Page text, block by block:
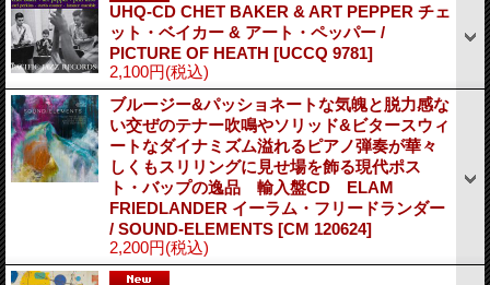
UHQ-CD CHET BAKER & ART PEPPER チェ
ット・ベイカー & アート・ペッパー /
PICTURE OF HEATH [UCCQ 9781]
2,100円(税込)
ブルージー&パッショネートな気魄と脱力感な
い交ぜのテナー吹鳴やソリッド&ビタースウィ
ートなダイナミズム溢れるピアノ弾奏が華々
しくもスリリングに見せ場を飾る現代ポス
ト・バップの逸品 輸入盤CD ELAM
FRIEDLANDER イーラム・フリードランダー
/ SOUND-ELEMENTS [CM 120624]
2,200円(税込)